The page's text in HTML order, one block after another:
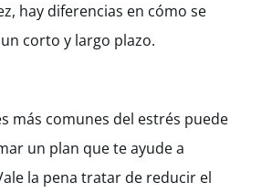
hay diferencias en cómo se
corto y largo plazo.
más comunes del estrés puede
un plan que te ayude a
la pena tratar de reducir el